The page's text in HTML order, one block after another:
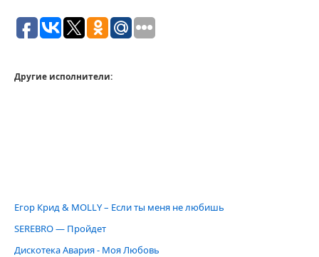
Другие исполнители:
Егор Крид & MOLLY – Если ты меня не любишь
SEREBRO — Пройдет
Дискотека Авария - Моя Любовь